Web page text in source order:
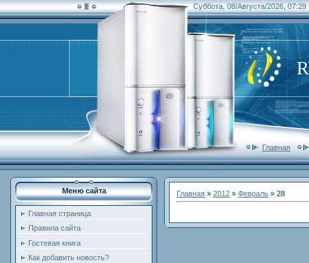
Суббота, 08/Августа/2026, 07:29
Главная
Меню сайта
Главная страница
Правила сайта
Гостевая книга
Как добавить новость?
Главная » 2012 » Февраль » 28